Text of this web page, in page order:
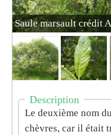
Saule marsault crédit
Description
Le deuxième nom
chèvres, car il était